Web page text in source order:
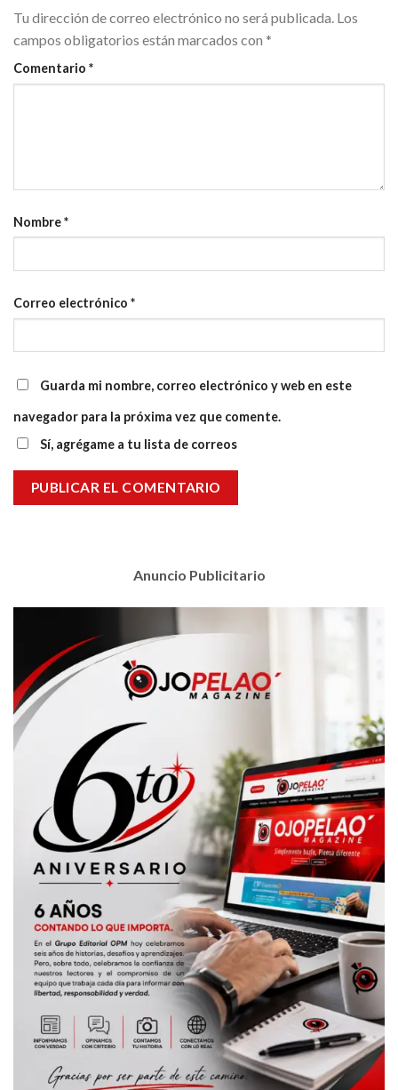
Tu dirección de correo electrónico no será publicada. Los
campos obligatorios están marcados con *
Comentario *
Nombre*
Correo electrónico *
Guarda mi nombre, correo electrónico y web en este
navegador para la próxima vez que comente.
Sí, agrégame a tu lista de correos
Anuncio Publicitario